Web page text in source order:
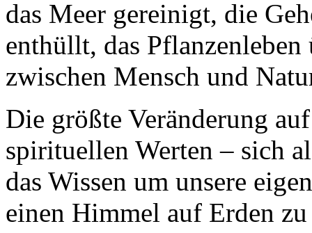
das Meer gereinigt, die
enthüllt, das
zwischen Mensch und
Die größte Veränderung
spirituellen Werten – sich
das Wissen um unsere
einen Himmel auf Erden